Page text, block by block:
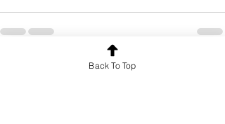
Back To Top